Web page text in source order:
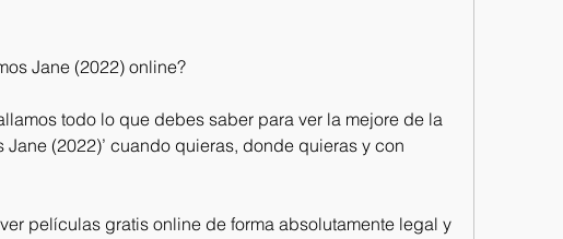
Jane (2022) online?
todo lo que debes saber para ver la mejore de la
Jane (2022)’ cuando quieras, donde quieras y con
películas gratis online de forma absolutamente legal y